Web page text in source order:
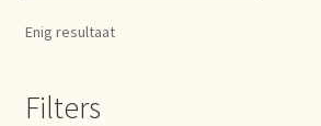
Bio-Zertifikate
Biologische certificaten
Enig resultaat
Filters